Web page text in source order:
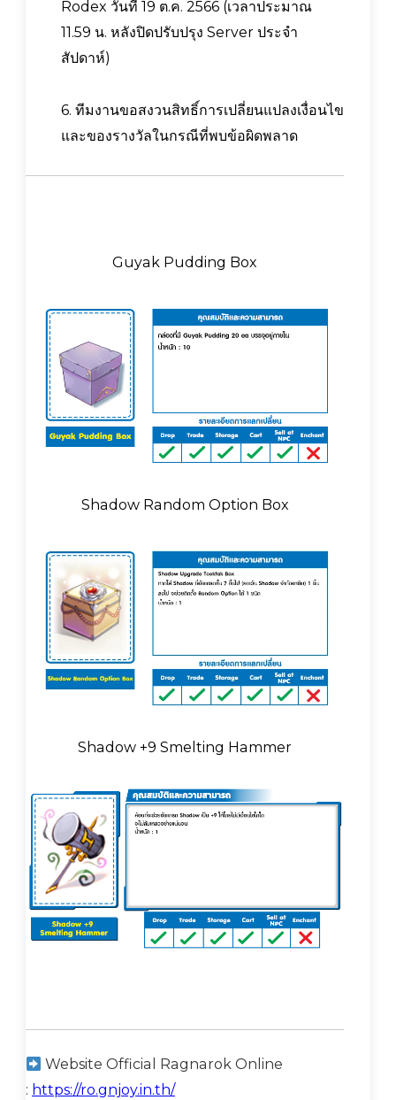
Rodex วันที่ 19 ต.ค. 2566 (เวลาประมาณ
11.59 น. หลังปิดปรับปรุง Server ประจำ
สัปดาห์)
6. ทีมงานขอสงวนสิทธิ์การเปลี่ยนแปลงเงื่อนไข
และของรางวัลในกรณีที่พบข้อผิดพลาด
Guyak Pudding Box
Shadow Random Option Box
Shadow +9 Smelting Hammer
Website Official Ragnarok Online
: https://ro.gnjoy.in.th/